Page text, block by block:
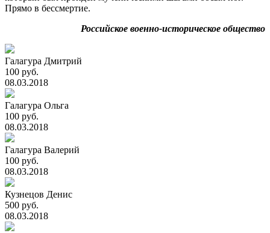
Прямо в бессмертие.
Российское военно-историческое общество
Галагура Дмитрий
100 руб.
08.03.2018
Галагура Ольга
100 руб.
08.03.2018
Галагура Валерий
100 руб.
08.03.2018
Кузнецов Денис
500 руб.
08.03.2018